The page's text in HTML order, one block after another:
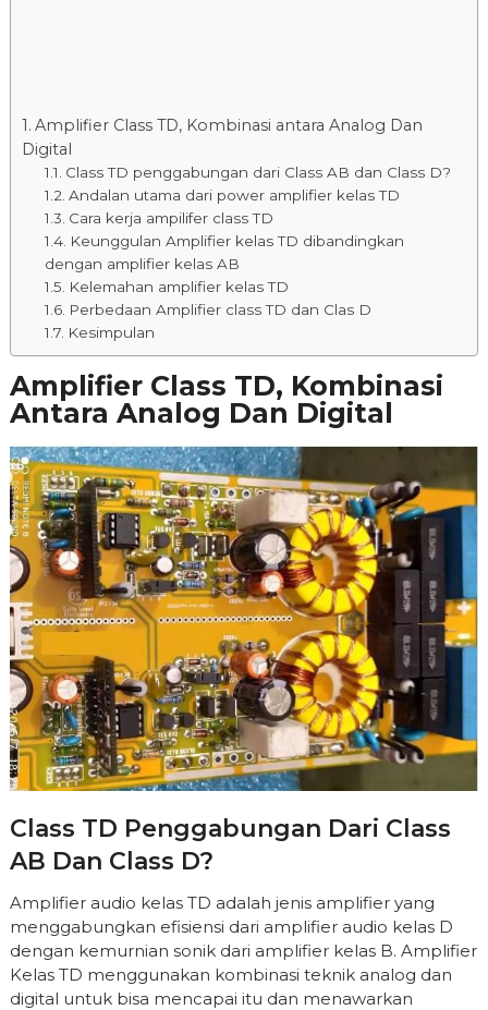
Amplifier Class TD, Kombinasi antara Analog Dan
Digital
Class TD penggabungan dari Class AB dan Class D?
Andalan utama dari power amplifier kelas TD
Cara kerja ampilifer class TD
Keunggulan Amplifier kelas TD dibandingkan
dengan amplifier kelas AB
Kelemahan amplifier kelas TD
Perbedaan Amplifier class TD dan Clas D
Kesimpulan
Amplifier Class TD, Kombinasi
Antara Analog Dan Digital
Class TD Penggabungan Dari Class
AB Dan Class D?
Amplifier audio kelas TD adalah jenis amplifier yang
menggabungkan efisiensi dari amplifier audio kelas D
dengan kemurnian sonik dari amplifier kelas B. Amplifier
Kelas TD menggunakan kombinasi teknik analog dan
digital untuk bisa mencapai itu dan menawarkan